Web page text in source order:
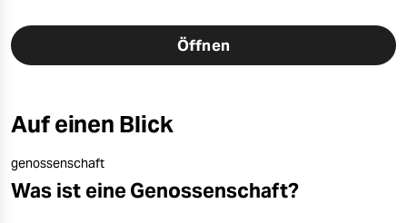
Öffnen
Auf einen Blick
genossenschaft
Was ist eine Genossenschaft?